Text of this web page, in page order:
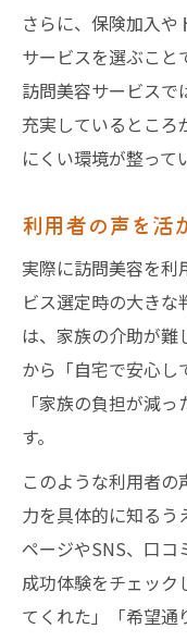
さらに、保険加入や
サービスを選ぶこと
訪問美容サービスで
充実しているところ
にくい環境が整って
利用者の声を活
実際に訪問美容を利
ビス選定時の大き
は、家族の介助が難
から「自宅で安心し
「家族の負担が減
す。
このような利用者
力を具体的に知るう
ページやSNS、口コ
成功体験をチェック
てくれた」「希望